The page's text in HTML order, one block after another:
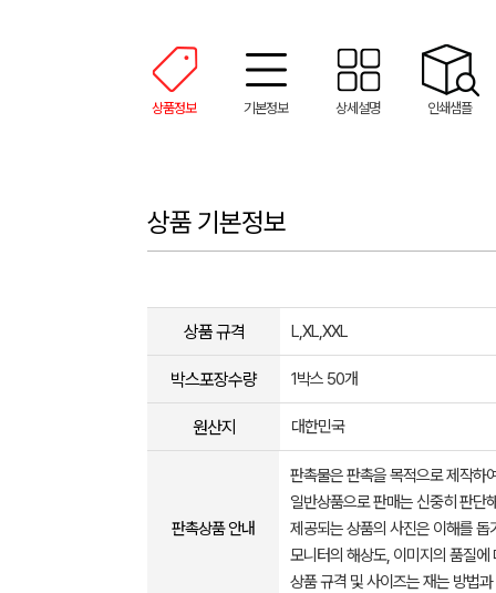
상품정보 기본정보 상세설명 인쇄샘플
상품 기본정보
상품 규격 L,XL,XXL
박스포장수량 1박스 50개
원산지 대한민국
판촉상품 안내
판촉물은 판촉을 목적으로 제작하
일반상품으로 판매는 신중히 판단
제공되는 상품의 사진은 이해를
모니터의 해상도, 이미지의 품질
상품 규격 및 사이즈는 재는 방법